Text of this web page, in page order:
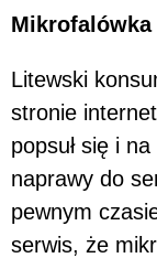
Mikrofalówka
Litewski
stronie
popsuł się i
naprawy do
pewnym
serwis, że